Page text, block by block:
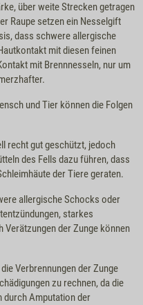
über weite Strecken getragen
Raupe setzen ein Nesselgift
dass schwere allergische
mit diesen feinen
mit Brennnesseln, nur um
und Tier können die Folgen
recht gut geschützt, jedoch
des Fells dazu führen, dass
der Tiere geraten.
allergische Schocks oder
starkes
Verätzungen der Zunge können
Verbrennungen der Zunge
zu rechnen, da die
durch Amputation der